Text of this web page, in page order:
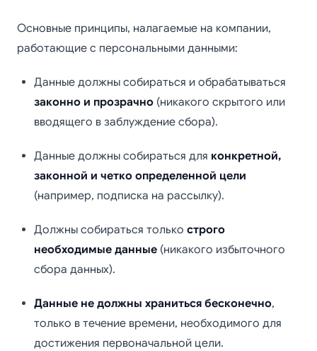
Основные принципы, налагаемые на компании,
работающие с персональными данными:
Данные должны собираться и обрабатываться
законно и прозрачно (никакого скрытого или
вводящего в заблуждение сбора).
Данные должны собираться для конкретной,
законной и четко определенной цели
(например, подписка на рассылку).
Должны собираться только строго
необходимые данные (никакого избыточного
сбора данных).
Данные не должны храниться бесконечно,
только в течение времени, необходимого для
достижения первоначальной цели.